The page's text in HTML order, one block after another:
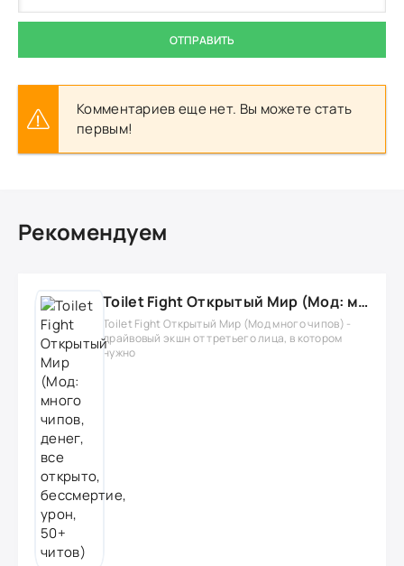
ОТПРАВИТЬ
Комментариев еще нет. Вы можете стать
первым!
Рекомендуем
Toilet Fight Открытый Мир (Мод: много чипов, денег, все открыто, бессмертие, урон, 50+ читов)
Toilet Fight Открытый Мир (Мод много чипов) -
драйвовый экшн от третьего лица, в котором
нужно